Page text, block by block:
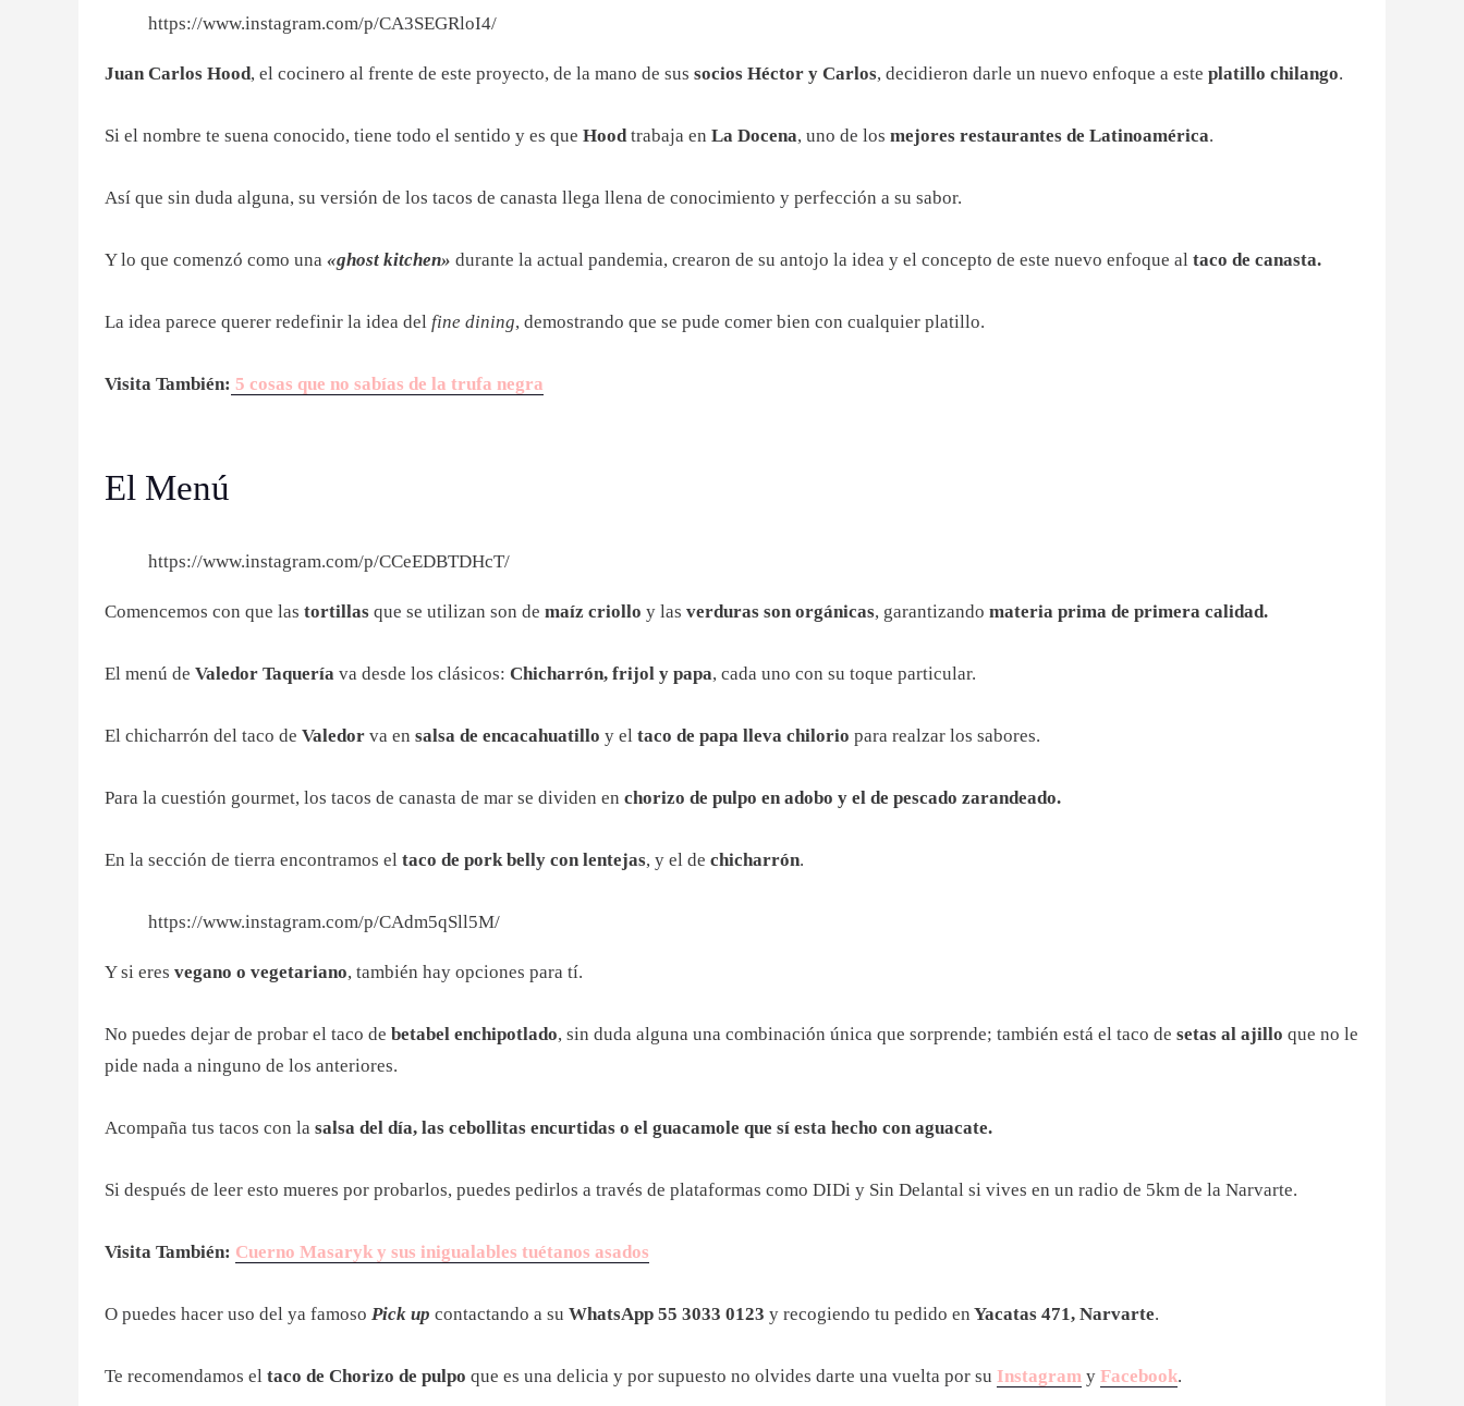
https://www.instagram.com/p/CA3SEGRloI4/
Juan Carlos Hood, el cocinero al frente de este proyecto, de la mano de sus socios Héctor y Carlos, decidieron darle un nuevo enfoque a este platillo chilango.
Si el nombre te suena conocido, tiene todo el sentido y es que Hoodtrabaja en La Docena, uno de los mejores restaurantes de Latinoamérica.
Así que sin duda alguna, su versión de los tacos de canasta llega llena de conocimiento y perfección a su sabor.
Y lo que comenzó como una «ghost kitchen» durante la actual pandemia, crearon de su antojo la idea y el concepto de este nuevo enfoque al taco de canasta.
La idea parece querer redefinir la idea del fine dining, demostrando que se pude comer bien con cualquier platillo.
Visita También: 5 cosas que no sabías de la trufa negra
El Menú
https://www.instagram.com/p/CCeEDBTDHcT/
Comencemos con que las tortillas que se utilizan son de maíz criollo y las verduras son orgánicas, garantizando materia prima de primera calidad.
El menú de Valedor Taquería va desde los clásicos: Chicharrón, frijol y papa, cada uno con su toque particular.
El chicharrón del taco de Valedor va en salsa de encacahuatillo y el taco de papa lleva chilorio para realzar los sabores.
Para la cuestión gourmet, los tacos de canasta de mar se dividen en chorizo de pulpo en adobo y el de pescado zarandeado.
En la sección de tierra encontramos el taco de pork belly con lentejas, y el de chicharrón.
https://www.instagram.com/p/CAdm5qSll5M/
Y si eres vegano o vegetariano, también hay opciones para tí.
No puedes dejar de probar el taco de betabel enchipotlado, sin duda alguna una combinación única que sorprende; también está el taco de setas al ajillo que no le
pide nada a ninguno de los anteriores.
Acompaña tus tacos con la salsa del día, las cebollitas encurtidas o el guacamole que sí esta hecho con aguacate.
Si después de leer esto mueres por probarlos, puedes pedirlos a través de plataformas como DIDi y Sin Delantal si vives en un radio de 5km de la Narvarte.
Visita También: Cuerno Masaryk y sus inigualables tuétanos asados
O puedes hacer uso del ya famoso Pick up contactando a su WhatsApp 55 3033 0123 y recogiendo tu pedido en Yacatas 471, Narvarte.
Te recomendamos el taco de Chorizo de pulpo que es una delicia y por supuesto no olvides darte una vuelta por su Instagram y Facebook.